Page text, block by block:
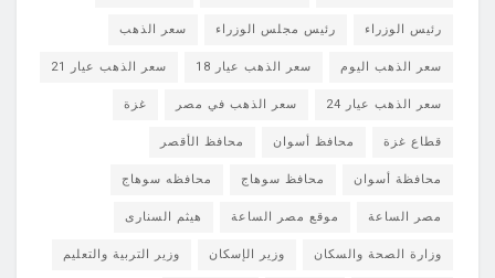
رئيس الوزراء رئيس مجلس الوزراء سعر الذهب
سعر الذهب اليوم سعر الذهب عيار 18 سعر الذهب عيار 21
سعر الذهب عيار 24 سعر الذهب في مصر غزة
قطاع غزة محافظ أسوان محافظ الأقصر
محافظة أسوان محافظ سوهاج محافظه سوهاج
مصر الساعة موقع مصر الساعة هيثم السنارى
وزارة الصحة والسكان وزير الإسكان وزير التربية والتعليم